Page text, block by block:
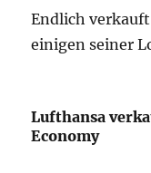
Endlich
einigen seiner
Lufthansa
Economy